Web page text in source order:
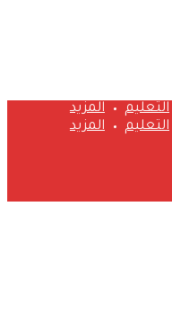
التعليم
المزيد
التعليم المزيد